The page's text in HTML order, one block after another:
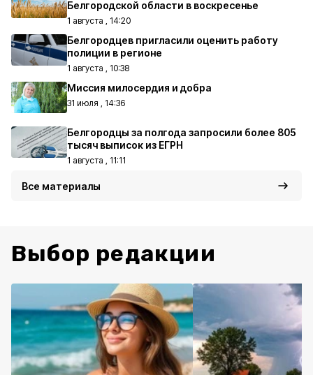
Белгородской области в воскресенье
1 августа , 14:20
Белгородцев пригласили оценить работу
полиции в регионе
1 августа , 10:38
Миссия милосердия и добра
31 июля , 14:36
Белгородцы за полгода запросили более 805
тысяч выписок из ЕГРН
1 августа , 11:11
Все материалы
Выбор редакции